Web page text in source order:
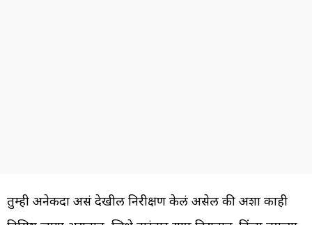
तुम्ही अनेकदा असं देखील निरीक्षण केलं असेल की अशा काही